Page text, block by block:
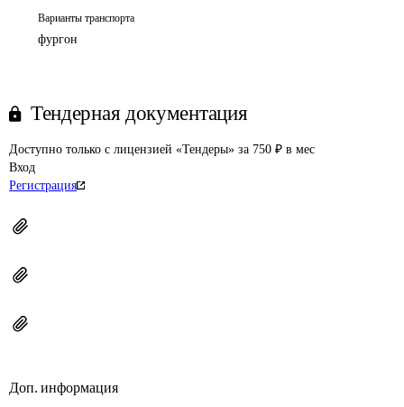
Варианты транспорта
фургон
Тендерная документация
Доступно только с лицензией «Тендеры» за 750 ₽ в мес
Вход
Регистрация
Доп. информация